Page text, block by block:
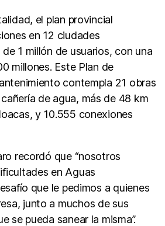
el plan provincial
en 12 ciudades
1 millón de usuarios, con una
millones. Este Plan de
contempla 21 obras
de agua, más de 48 km
y 10.555 conexiones
recordó que “nosotros
en Aguas
que le pedimos a quienes
junto a muchos de sus
se pueda sanear la misma”.